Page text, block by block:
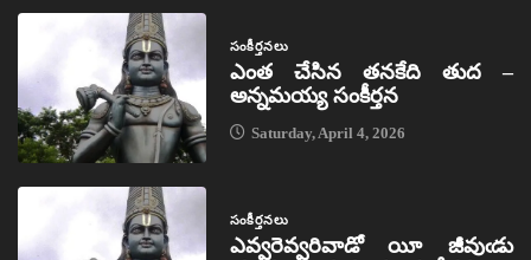
సంకీర్తనలు
ఎంత చేసిన తనకేది తుద –
అన్నమయ్య సంకీర్తన
Saturday, April 4, 2026
సంకీర్తనలు
ఎవ్వరెవ్వరివాడో యీ జీవుఁడు